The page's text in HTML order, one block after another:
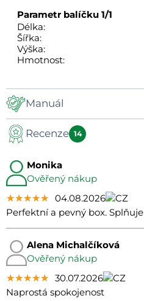
Parametr balíčku 1/1
Délka:
Šířka:
Výška:
Hmotnost:
Manuál
Manual
Recenze 14
Monika
Ověřený nákup
★★★★★
★★★★★
★★★★★ 04.08.2026
Perfektní a pevný box.
Alena Michalčíková
Ověřený nákup
★★★★★
★★★★★
★★★★★ 30.07.2026
Naprostá spokojenost